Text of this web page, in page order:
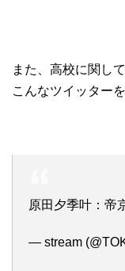
また、高校に関して
こんなツイッター
原田夕季叶：帝
— stream